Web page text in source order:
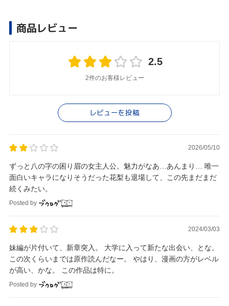
商品レビュー
2.5
2件のお客様レビュー
レビューを投稿
2026/05/10
ずっと八の字の困り眉の女主人公。魅力がなあ…あんまり… 唯一
面白いキャラになりそうだった花梨も退場して、この先まだまだ
続くみたい。
Posted by
2024/03/03
妹編が片付いて、新章突入。 大学に入って新たな出会い、とな。
この次くらいまでは原作読んだなー。 やはり、漫画の方がレベル
が高い、かな。 この作品は特に。
Posted by